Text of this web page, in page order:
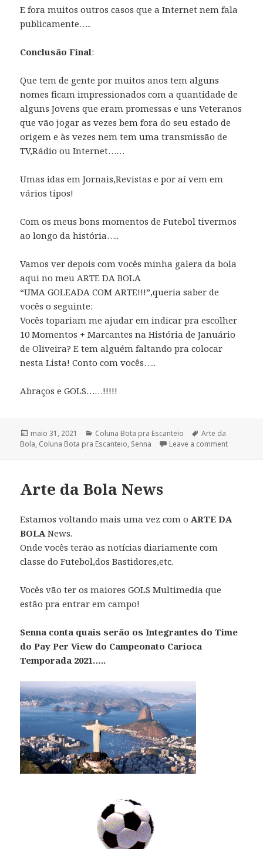
E fora muitos outros casos que a Internet nem fala
publicamente…..
Conclusão Final:
Que tem de gente por muitos anos tem alguns
nomes ficam impressionados com a quantidade de
alguns Jovens que eram promessas e uns Veteranos
que vão jogar as vezes bem fora do seu estado de
origem e às vezes nem tem uma transmissão de
TV,Rádio ou Internet……
Umas idas em Jornais,Revistas e por aí vem em
vários tipos!
Com os meus bons momentos de Futebol tivermos
ao longo da história…..
Vamos ver depois com vocês minha galera da bola
aqui no meu ARTE DA BOLA
“UMA GOLEADA COM ARTE!!!”,queria saber de
vocês o seguinte:
Vocês topariam me ajudar em indicar pra escolher
10 Momentos + Marcantes na História de Januário
de Oliveira? E tem alguém faltando pra colocar
nesta Lista! Conto com vocês…..
Abraços e GOLS……!!!!!
Publicado
em
maio 31, 2021 Categorias
Coluna Bota pra Escanteio Tags
Arte da
Bola, Coluna Bota pra Escanteio, Senna Leave a comment
Arte da Bola News
Estamos voltando mais uma vez com o ARTE DA
BOLA News.
Onde vocês terão as notícias diariamente com
classe do Futebol,dos Bastidores,etc.
Vocês vão ter os maiores GOLS Multimedia que
estão pra entrar em campo!
Senna conta quais serão os Integrantes do Time
do Pay Per View do Campeonato Carioca
Temporada 2021…..